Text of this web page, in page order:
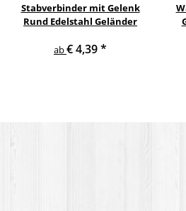
Stabverbinder mit Gelenk
Rund Edelstahl Geländer
ab€ 4,39*